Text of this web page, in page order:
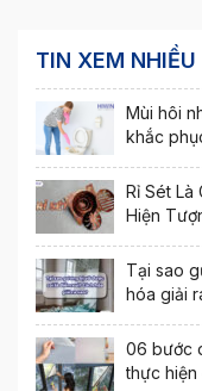
TIN XEM NHIỀU
Mùi hôi
khắc
Rỉ Sét
Hiện
Tại sao
hóa giải
06 bước
thực hiện